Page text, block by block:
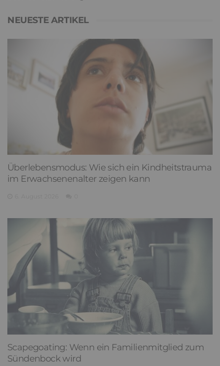
NEUESTE ARTIKEL
Überlebensmodus: Wie sich ein Kindheitstrauma
im Erwachsenenalter zeigen kann
Scapegoating: Wenn ein Familienmitglied zum
Sündenbock wird